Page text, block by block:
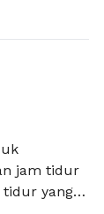
jam tidur
tidur yang